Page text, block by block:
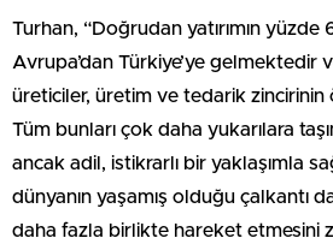
Turhan, “Doğrudan yatırımın yüzde
Avrupa’dan Türkiye’ye gelmektedir
üreticiler, üretim ve tedarik zincirinin
Tüm bunları çok daha yukarılara
ancak adil, istikrarlı bir yaklaşımla
dünyanın yaşamış olduğu çalkantı
daha fazla birlikte hareket etmesini